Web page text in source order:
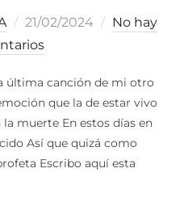
Publicado
el
21/02/2024
No hay
última canción de mi otro
que la de estar vivo
muerte En estos días en
Así que quizá como
Escribo aquí esta